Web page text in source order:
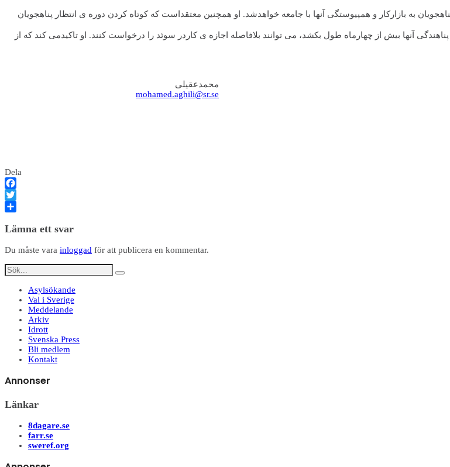
به بازارکار و همپیوستگی آنها با جامعه خواهدشد. او همچنین معتقداست که کوتاه کردن دوره ی انتظار پناهجویان
آنها بیش از چهارماه طول بکشد، می توانند بلافاصله اجازه ی کاردر سوئد را درخواست کنند. او تاکیدمی کند که از
محمدعقیلی
mohamed.aghili@sr.se
Dela
Facebook
Twitter
Lämna ett svar
Du måste vara inloggad för att publicera en kommentar.
Asylsökande
Val i Sverige
Meddelande
Arkiv
Idrott
Svenska Press
Bli medlem
Kontakt
Annonser
Länkar
8dagare.se
farr.se
sweref.org